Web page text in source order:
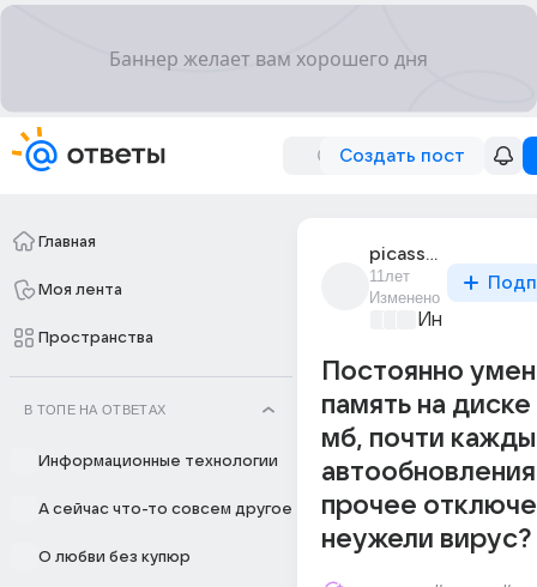
Создать пост
Главная
Моя лента
Пространства
В ТОПЕ НА ОТВЕТАХ
Информационные технологии
А сейчас что-то совсем другое
О любви без купюр
picasso_65
11лет
Изменено
Постоянно
память на
мб, почти
прочее
неужели вирус?